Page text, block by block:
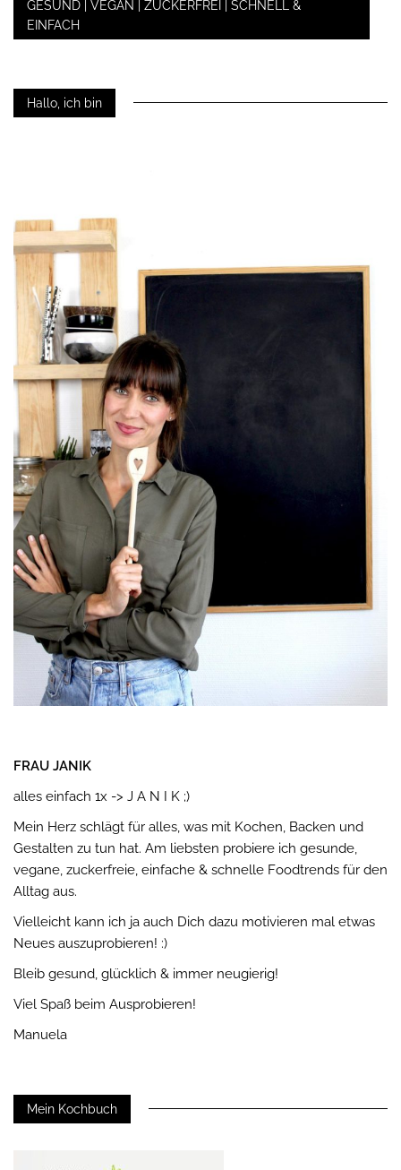
GESUND | VEGAN | ZUCKERFREI | SCHNELL &
EINFACH
Hallo, ich bin
FRAU JANIK
alles einfach 1x -> J A N I K ;)
Mein Herz schlägt für alles, was mit Kochen, Backen und
Gestalten zu tun hat. Am liebsten probiere ich gesunde,
vegane, zuckerfreie, einfache & schnelle Foodtrends für den
Alltag aus.
Vielleicht kann ich ja auch Dich dazu motivieren mal etwas
Neues auszuprobieren! :)
Bleib gesund, glücklich & immer neugierig!
Viel Spaß beim Ausprobieren!
Manuela
Mein Kochbuch